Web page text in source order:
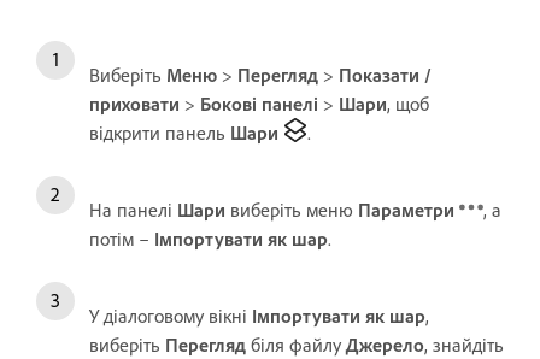
Виберіть Меню > Перегляд > Показати /
приховати > Бокові панелі > Шари, щоб
відкрити панель Шари .
На панелі Шари виберіть меню Параметри
, а
потім – Імпортувати як шар.
У діалоговому вікні Імпортувати як шар,
виберіть Перегляд біля файлуДжерело, знайдіть